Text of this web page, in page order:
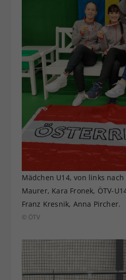
Mädchen U14, von links
Maurer, Kara Fronek, ÖTV-
Franz Kresnik, Anna Pircher.
© ÖTV